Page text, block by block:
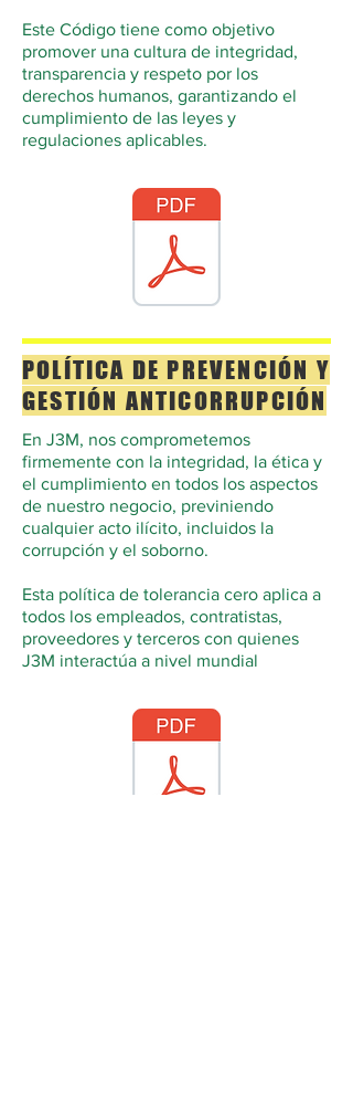
Este Código tiene como objetivo
promover una cultura de integridad,
transparencia y respeto por los
derechos humanos, garantizando el
cumplimiento de las leyes y
regulaciones aplicables.
POLÍTICA DE PREVENCIÓN Y
GESTIÓN ANTICORRUPCIÓN
En J3M, nos comprometemos
firmemente con la integridad, la ética y
el cumplimiento en todos los aspectos
de nuestro negocio, previniendo
cualquier acto ilícito, incluidos la
corrupción y el soborno.
Esta política de tolerancia cero aplica a
todos los empleados, contratistas,
proveedores y terceros con quienes
J3M interactúa a nivel mundial